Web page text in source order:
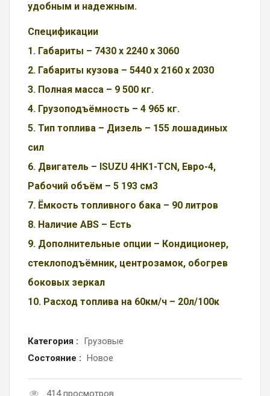
удобным и надежным.
Спецификации
1. Габариты – 7430 х 2240 х 3060
2. Габариты кузова – 5440 х 2160 х 2030
3. Полная масса – 9 500 кг.
4. Грузоподъёмность – 4 965 кг.
5. Тип топлива – Дизель – 155 лошадиных
сил
6. Двигатель – ISUZU 4HK1-TCN, Евро-4,
Рабочий объём – 5 193 см3
7. Ёмкость топливного бака – 90 литров
8. Наличие ABS – Есть
9. Дополнительные опции – Кондиционер,
стеклоподъёмник, центрозамок, обогрев
боковых зеркал
10. Расход топлива на 60км/ч – 20л/100к
Категория :
Грузовые
Состояние : Новое
414 просмотров